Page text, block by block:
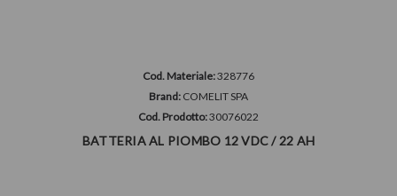
Cod. Materiale:328776
Brand: COMELIT SPA
Cod. Prodotto:30076022
BATTERIA AL PIOMBO 12 VDC / 22 AH